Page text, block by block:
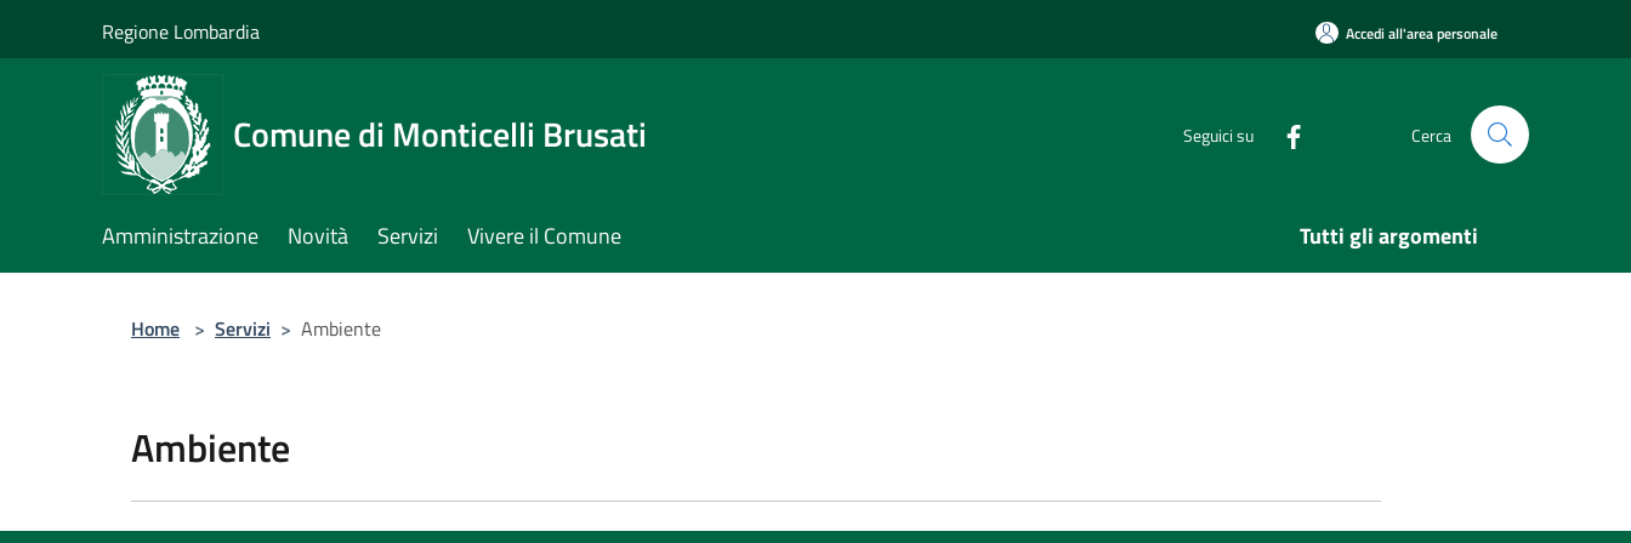
Regione Lombardia Accedi all'area personale
Comune di Monticelli Brusati Seguici su Cerca
Amministrazione Novità Servizi Vivere il Comune Tutti gli argomenti
Home > Servizi > Ambiente
Ambiente